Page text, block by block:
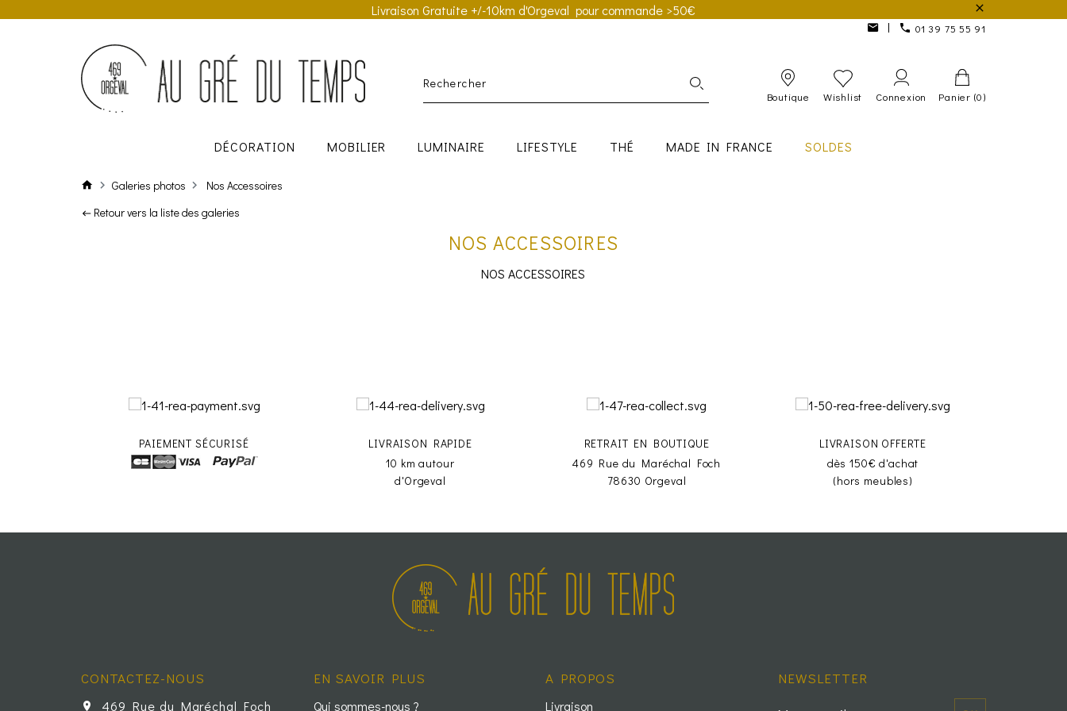
Livraison Gratuite +/-10km d'Orgeval pour commande >50€
01 39 75 55 91
Boutique Wishlist Connexion Panier (0)
DÉCORATION MOBILIER LUMINAIRE LIFESTYLE THÉ MADE IN FRANCE SOLDES
Galeries photos
Nos Accessoires
Retour vers la liste des galeries
NOS ACCESSOIRES
NOS ACCESSOIRES
PAIEMENT SÉCURISÉ
LIVRAISON RAPIDE
10 km autour
d'Orgeval
RETRAIT EN BOUTIQUE
469 Rue du Maréchal Foch
78630 Orgeval
LIVRAISON OFFERTE
dès 150€ d'achat
(hors meubles)
CONTACTEZ-NOUS
469 Rue du Maréchal Foch
EN SAVOIR PLUS
Qui sommes-nous ?
A PROPOS
Livraison
NEWSLETTER